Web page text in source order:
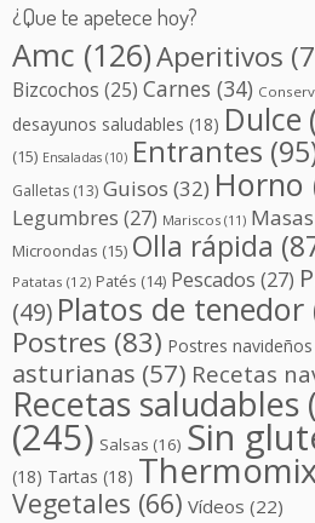
¿Que te apetece hoy?
Amc (126)Aperitivos
Bizcochos (25) Carnes (34)
desayunos saludables (18) Dulce
(15) Ensaladas (10) Entrantes
Galletas (13) Guisos (32) Horno
Legumbres (27) Mariscos (11) Masas
Microondas (15) Olla rápida
Patatas (12) Patés (14) Pescados (27)
(49) Platos de tenedor
Postres (83) Postres navideños
asturianas (57) Recetas
Recetas saludables
(245) Salsas (16) Sin
(18) Tartas (18)
Vegetales (66) Vídeos (22)